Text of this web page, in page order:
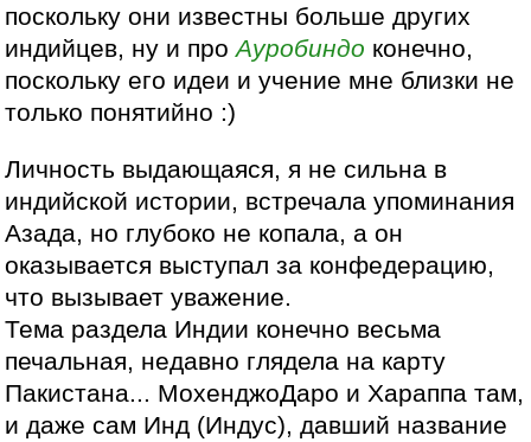
поскольку они известны больше других
индийцев, ну и проАуробиндо конечно,
поскольку его идеи и учение мне близки не
только понятийно :)
Личность выдающаяся, я не сильна в
индийской истории, встречала упоминания
Азада, но глубоко не копала, а он
оказывается выступал за конфедерацию,
что вызывает уважение.
Тема раздела Индии конечно весьма
печальная, недавно глядела на карту
Пакистана... МохенджоДаро и Хараппа там,
и даже сам Инд (Индус), давший название